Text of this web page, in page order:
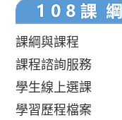
課綱與課程
課程諮詢服務
學生線上選課
學習歷程檔案